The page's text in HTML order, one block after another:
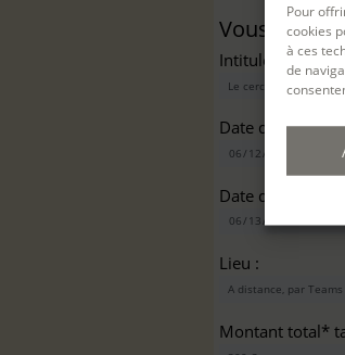
Pour
cookies
à ces
de
Vous
Intitulé(s)*
Date de début*
Date de fin*
Lieu :
Montant total*